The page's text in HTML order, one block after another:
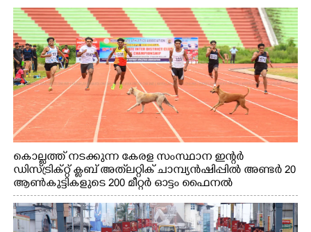
കൊല്ലത്ത് നടക്കുന്ന കേരള സംസ്ഥാന ഇന്റർ
ഡിസ്ട്രിക്റ്റ് ക്ലബ് അത്‌ലറ്റിക് ചാമ്പ്യൻഷിപ്പിൽ അണ്ടർ 20
ആൺകുട്ടികളുടെ 200 മീറ്റർ ഓട്ടം ഫൈനൽ
മത്സരത്തിനിടെ സിന്തറ്റിക് ട്രാക്കിന് കുറുകെ ഓടുന്ന
നായകൾ.